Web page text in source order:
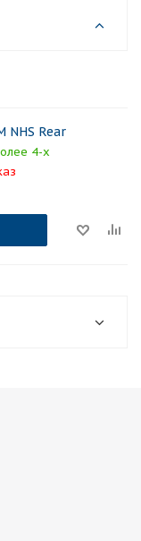
NHS Rear
4-х